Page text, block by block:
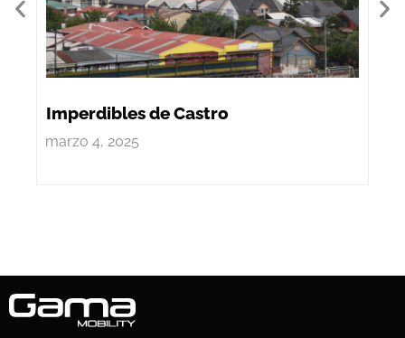
Imperdibles de Castro
marzo 4, 2025